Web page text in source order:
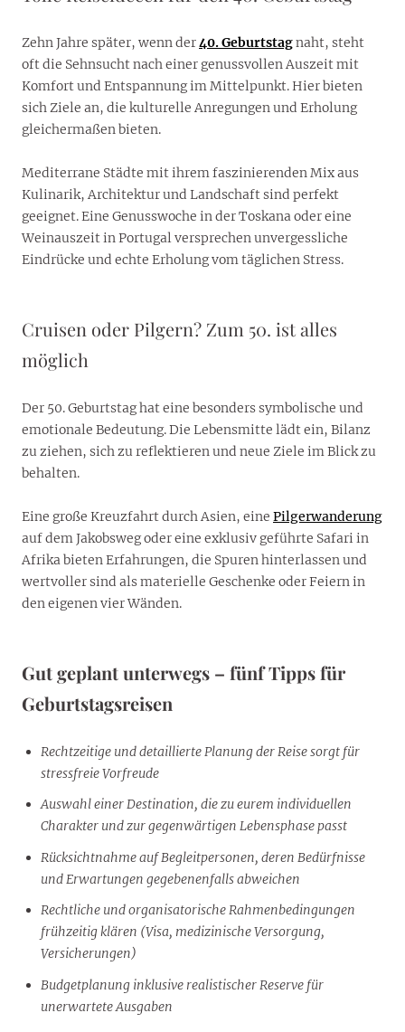
Zehn Jahre später, wenn der40. Geburtstagnaht, steht
oft die Sehnsucht nach einer genussvollen Auszeit mit
Komfort und Entspannung im Mittelpunkt. Hier bieten
sich Ziele an, die kulturelle Anregungen und Erholung
gleichermaßen bieten.
Mediterrane Städte mit ihrem faszinierenden Mix aus
Kulinarik, Architektur und Landschaft sind perfekt
geeignet. Eine Genusswoche in der Toskana oder eine
Weinauszeit in Portugal versprechen unvergessliche
Eindrücke und echte Erholung vom täglichen Stress.
Cruisen oder Pilgern? Zum 50. ist alles
möglich
Der 50. Geburtstag hat eine besonders symbolische und
emotionale Bedeutung. Die Lebensmitte lädt ein, Bilanz
zu ziehen, sich zu reflektieren und neue Ziele im Blick zu
behalten.
Eine große Kreuzfahrt durch Asien, eine Pilgerwanderung
auf dem Jakobsweg oder eine exklusiv geführte Safari in
Afrika bieten Erfahrungen, die Spuren hinterlassen und
wertvoller sind als materielle Geschenke oder Feiern in
den eigenen vier Wänden.
Gut geplant unterwegs – fünf Tipps für
Geburtstagsreisen
Rechtzeitige und detaillierte Planung der Reise sorgt für
stressfreie Vorfreude
Auswahl einer Destination, die zu eurem individuellen
Charakter und zur gegenwärtigen Lebensphase passt
Rücksichtnahme auf Begleitpersonen, deren Bedürfnisse
und Erwartungen gegebenenfalls abweichen
Rechtliche und organisatorische Rahmenbedingungen
frühzeitig klären (Visa, medizinische Versorgung,
Versicherungen)
Budgetplanung inklusive realistischer Reserve für
unerwartete Ausgaben